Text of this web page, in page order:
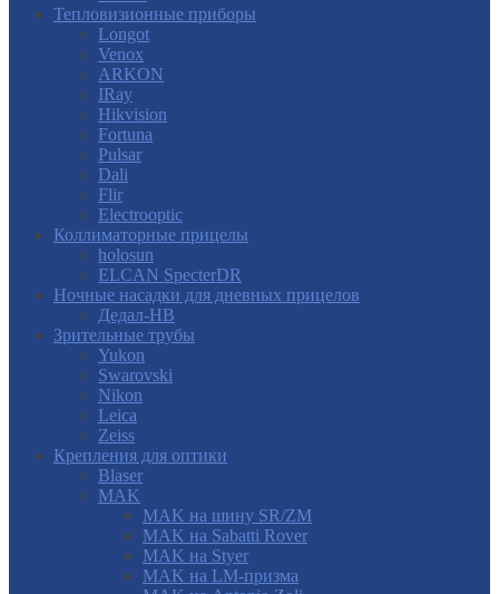
Тепловизионные приборы
Longot
Venox
ARKON
IRay
Hikvision
Fortuna
Pulsar
Dali
Flir
Electrooptic
Коллиматорные прицелы
holosun
ELCAN SpecterDR
Ночные насадки для дневных прицелов
Дедал-НВ
Зрительные трубы
Yukon
Swarovski
Nikon
Leica
Zeiss
Крепления для оптики
Blaser
MAK
MAK на шину SR/ZM
MAK на Sabatti Rover
MAK на Styer
MAK на LM-призма